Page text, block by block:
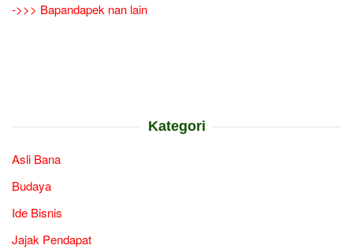
->>> Bapandapek nan lain
Kategori
Asli Bana
Budaya
Ide Bisnis
Jajak Pendapat